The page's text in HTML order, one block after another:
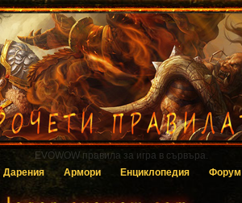
Гласувайте за EVOWOW чрез системата за гласуване.
Дарения Армори Енциклопедия Форум